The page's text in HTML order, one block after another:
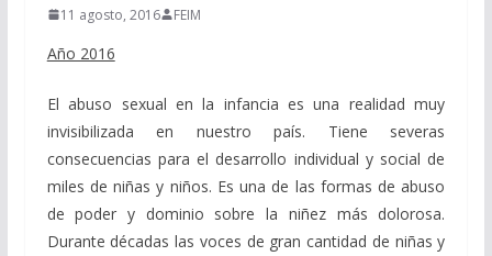
11 agosto, 2016 FEIM
Año 2016
El abuso sexual en la infancia es una realidad muy
invisibilizada en nuestro país. Tiene severas
consecuencias para el desarrollo individual y social de
miles de niñas y niños. Es una de las formas de abuso
de poder y dominio sobre la niñez más dolorosa.
Durante décadas las voces de gran cantidad de niñas y